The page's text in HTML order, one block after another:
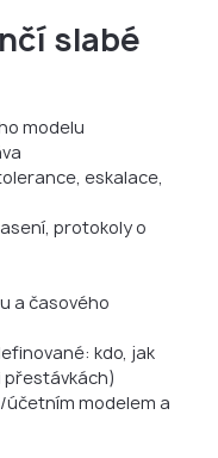
slabé
modelu
eskalace,
protokoly o
a časového
kdo, jak
přestávkách)
modelem a